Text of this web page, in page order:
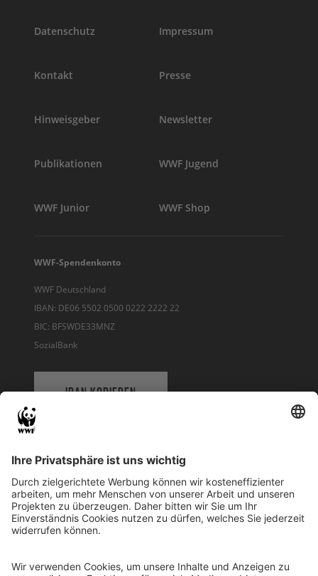
Datenschutz Impressum
Kontakt Presse
Hinweisgeber Newsletter
Publikationen WWF Jugend
WWF Junior WWF Shop
WWF-Spendenkonto
WWF Deutschland
IBAN: DE06 5502 0500 0222 2222 22
BIC: BFSWDE33MNZ
SozialBank
IBAN KOPIEREN
WWF Deutschland
Reinhardtstr. 18
10117 Berlin